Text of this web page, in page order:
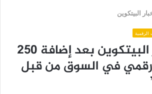
البيتكوين
الرقمية
ارتفاع أسعار البيتكوين بعد إضافة 250
رقمي في السوق من قبل